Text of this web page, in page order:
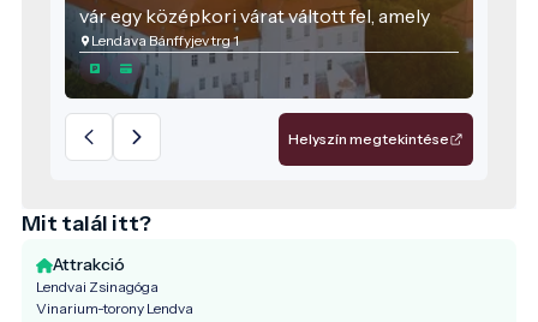
vár egy középkori várat váltott fel, amely
pontosan ezen a helyen állt. Az eredeti
várat a 12. században építették, amiről a
várkápolna freskói tanúskodnak. Az évek
során a vár többször is megváltoztatta
megjelenését, különösen a Bánffy család
török támadások sújtották a környéket, de
lendvai várat. A támadások során a vár
jelentős károkat szenvedett, ezért az
Lendava Bánffyjev trg 1
Helyszín megtekintése
Mit talál itt?
Attrakció
Lendvai Zsinagóga
Vinarium-torony Lendva